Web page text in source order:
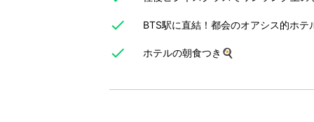
BTS駅に直結！都会のオアシス的ホテ
ホテルの朝食つき🍳